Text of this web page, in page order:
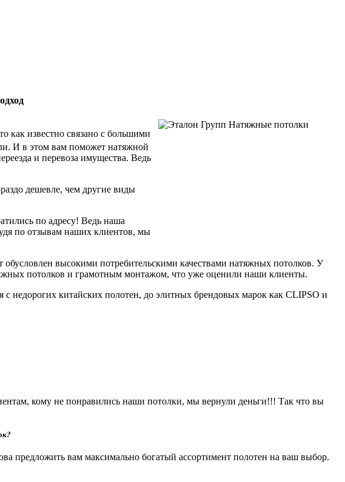
как известно связано с большими
И в этом вам поможет натяжной
и перевоза имущества. Ведь
дешевле, чем другие виды
по адресу! Ведь наша
по отзывам наших клиентов, мы
высокими потребительскими качествами натяжных потолков. У
потолков и грамотным монтажом, что уже оценили наши клиенты.
китайских полотен, до элитных брендовых марок как CLIPSO и
кому не понравились наши потолки, мы вернули деньги!!! Так что вы
предложить вам максимально богатый ассортимент полотен на ваш выбор.